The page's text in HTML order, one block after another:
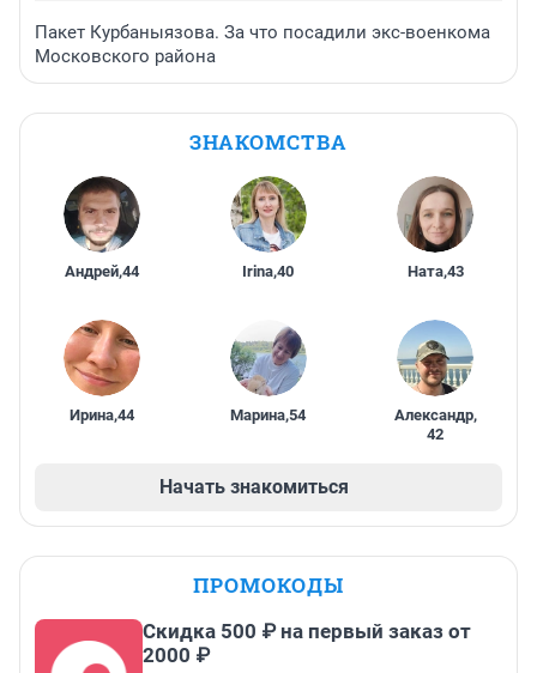
Пакет Курбаныязова. За что посадили экс-военкома
Московского района
ЗНАКОМСТВА
Андрей,44 Irina,40 Ната,43
Ирина,44 Марина,54 Александр,
42
Начать знакомиться
ПРОМОКОДЫ
Скидка 500 ₽ на первый заказ от
2000 ₽